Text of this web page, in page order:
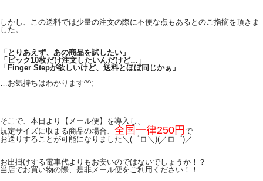
しかし、この送料では少量の注文の際に不便な点もあるとのご指摘を頂きま
した。
「とりあえず、あの商品を試したい」
「ピック10枚だけ注文したいんだけど…」
「Finger Stepが欲しいけど、送料とほぼ同じかぁ」
…お気持ちはわかります^^;
そこで、本日より【メール便】を導入し、
規定サイズに収まる商品の場合、 全国一律250円 で
お送りすることが可能になりました＼(゜ロ＼)(／ロ゜)／
お出掛けする電車代よりもお安いのではないでしょうか！？
当店でお買い物の際、是非メール便をご利用ください！！